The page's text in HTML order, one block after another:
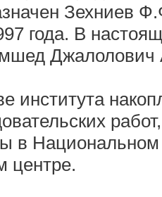
Зехниев
года. В
Джалолович
института
в Национальном
центре.